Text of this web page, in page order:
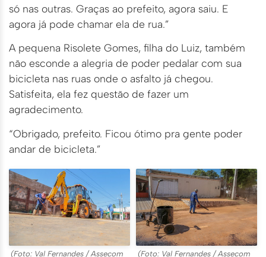
só nas outras. Graças ao prefeito, agora saiu. E
agora já pode chamar ela de rua.”
A pequena Risolete Gomes, filha do Luiz, também
não esconde a alegria de poder pedalar com sua
bicicleta nas ruas onde o asfalto já chegou.
Satisfeita, ela fez questão de fazer um
agradecimento.
“Obrigado, prefeito. Ficou ótimo pra gente poder
andar de bicicleta.”
(Foto: Val Fernandes / Assecom (Foto: Val Fernandes / Assecom